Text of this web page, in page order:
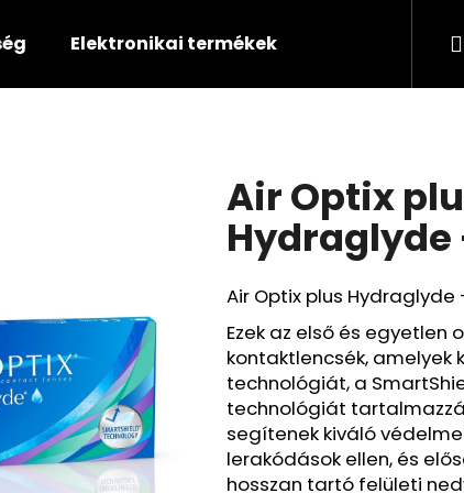
Elektronikai termékek
Air Optix
Hydraglyde
Air Optix plus Hydraglyde
Ezek az első és egyetlen
kontaktlencsék, amelyek
technológiát, a
technológiát
segítenek kiváló
lerakódások ellen, és
hosszan tartó felületi